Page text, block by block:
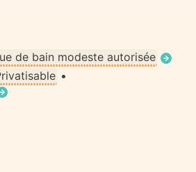
de bain modeste autorisée
•